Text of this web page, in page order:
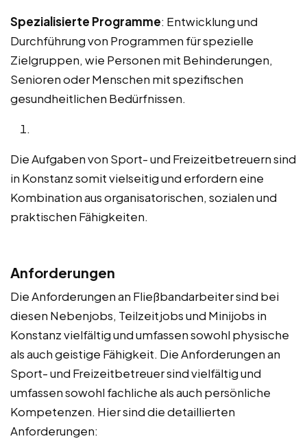
Spezialisierte Programme: Entwicklung und
Durchführung von Programmen für spezielle
Zielgruppen, wie Personen mit Behinderungen,
Senioren oder Menschen mit spezifischen
gesundheitlichen Bedürfnissen.
Die Aufgaben von Sport- und Freizeitbetreuern sind
in Konstanz somit vielseitig und erfordern eine
Kombination aus organisatorischen, sozialen und
praktischen Fähigkeiten.
Anforderungen
Die Anforderungen an Fließbandarbeiter sind bei
diesen Nebenjobs, Teilzeitjobs und Minijobs in
Konstanz vielfältig und umfassen sowohl physische
als auch geistige Fähigkeit. Die Anforderungen an
Sport- und Freizeitbetreuer sind vielfältig und
umfassen sowohl fachliche als auch persönliche
Kompetenzen. Hier sind die detaillierten
Anforderungen: